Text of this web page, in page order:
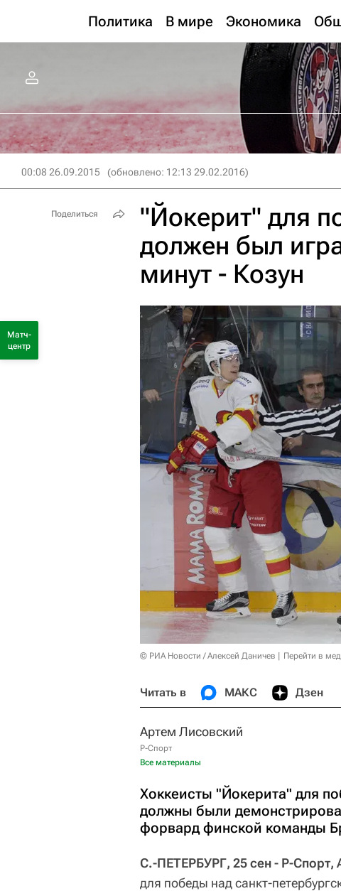
Политика В мире Экономика
00:08 26.09.2015 (обновлено: 12:13 29.02.2016)
"Йокерит" для
должен был
минут - Козун
© РИА Новости / Алексей Даничев Перейти в
Читать в МАКС Дзен
Артем Лисовский
Р-Спорт
Все материалы
Хоккеисты "Йокерита" для
должны были
форвард финской команды
С.-ПЕТЕРБУРГ, 25 сен - Р-
для победы над санкт-
Поделиться
Матч-
центр